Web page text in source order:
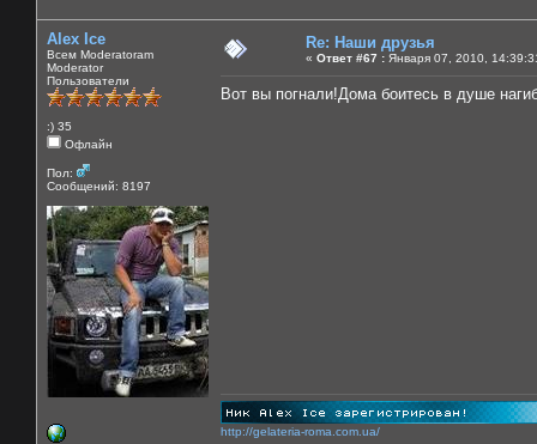
Alex Ice
Всем Moderatoram
Moderator
Пользователи
:) 35
Офлайн
Пол:
Сообщений: 8197
Re: Наши друзья
« Ответ #67 : Января 07, 2010,
Вот вы погнали!Дома боитесь в душе
http://gelateria-roma.com.ua/